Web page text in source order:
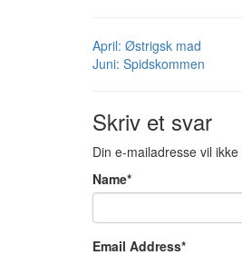
April: Østrigsk mad
Juni: Spidskommen
Skriv et svar
Din e-mailadresse vil
Name*
Email Address*